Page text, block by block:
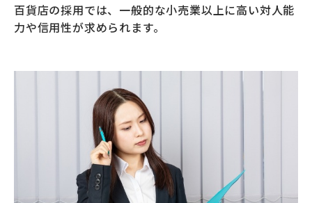
百貨店の採用では、一般的な小売業以上に高い対人能
力や信用性が求められます。